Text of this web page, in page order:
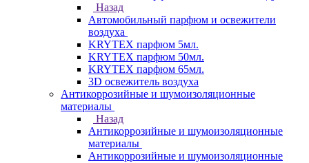
Назад
Автомобильный парфюм и освежители
воздуха
KRYTEX парфюм 5мл.
KRYTEX парфюм 50мл.
KRYTEX парфюм 65мл.
3D освежитель воздуха
Антикоррозийные и шумоизоляционные
материалы
Назад
Антикоррозийные и шумоизоляционные
материалы
Антикоррозийные и шумоизоляционные